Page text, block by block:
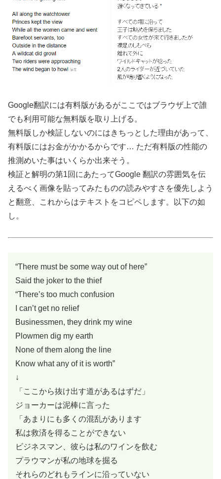
Google翻訳には有料版があるがここではブラウザ上で誰
でも利用可能な無料版を取り上げる。
無料版しか検証しないのにはきちっとした理由があって、
有料版にはお金がかかるからです… ただ有料版の性能の
推測めいた事はいくらか出来そう。
検証と解明の第1回にあたってGoogle 翻訳の雰囲気を伝
えるべく画像を貼ってみたものの読みやすさを優先しよう
と翻意、これからはテキストをコピペします。以下の如
し。
“There must be some way out of here”
Said the joker to the thief
“There’s too much confusion
I can’t get no relief
Businessmen, they drink my wine
Plowmen dig my earth
None of them along the line
Know what any of it is worth”
↓
「ここから抜け出す道があるはずだ」
ジョーカーは泥棒に言った
「あまりにも多くの混乱があります
私は救済を得ることができない
ビジネスマン、彼らは私のワインを飲む
プラウマンが私の地球を掘る
それらのどれもラインに沿っていない